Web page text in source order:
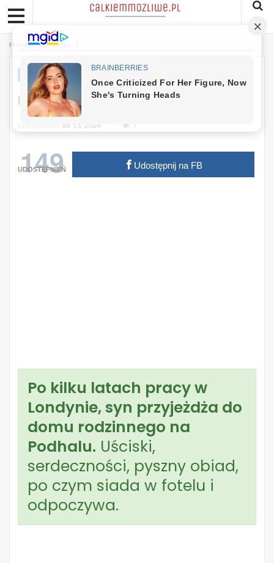
Home Dowcipy
DOWCIPY
Dowcip: Syn Przyjeżdża Z Londynu
lut 15, 2024 7
149
UDOSTĘPNIEŃ Udostępnij na FB
Po kilku latach pracy w
Londynie, syn przyjeżdża do
domu rodzinnego na
Podhalu. Uściski,
serdeczności, pyszny obiad,
po czym siada w fotelu i
odpoczywa.